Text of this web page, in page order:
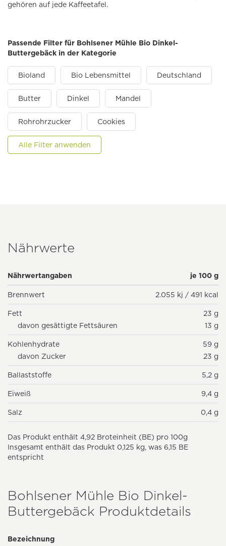
gehören auf jede Kaffeetafel.
Passende Filter für Bohlsener Mühle Bio Dinkel-
Buttergebäck in der Kategorie
Bioland Bio Lebensmittel Deutschland
Butter Dinkel Mandel
Rohrohrzucker Cookies
Alle Filter anwenden
Nährwerte
Nährwertangaben je 100 g
Brennwert 2.055 kj / 491 kcal
Fett
23 g
davon gesättigte Fettsäuren
13 g
Kohlenhydrate
59 g
davon Zucker
23 g
Ballaststoffe 5,2 g
Eiweiß 9,4 g
Salz 0,4 g
Das Produkt enthält 4,92 Broteinheit (BE) pro 100g
Insgesamt enthält das Produkt 0,125 kg, was 6,15 BE
entspricht
Bohlsener Mühle Bio Dinkel-
Buttergebäck Produktdetails
Bezeichnung